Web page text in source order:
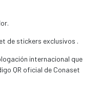
de stickers exclusivos .
internacional que
QR oficial de Conaset